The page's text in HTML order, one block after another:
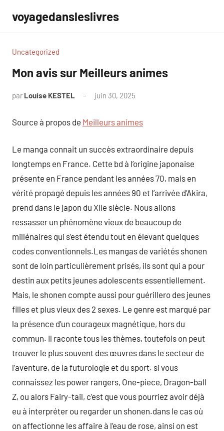
contenu
voyagedansleslivres
Uncategorized
Mon avis sur Meilleurs animes
par Louise KESTEL juin 30, 2025
Source à propos de Meilleurs animes
Le manga connait un succès extraordinaire depuis
longtemps en France. Cette bd à l’origine japonaise
présente en France pendant les années 70, mais en
vérité propagé depuis les années 90 et l’arrivée d’Akira,
prend dans le japon du XIIe siècle. Nous allons
ressasser un phénomène vieux de beaucoup de
millénaires qui s’est étendu tout en élevant quelques
codes conventionnels.Les mangas de variétés shonen
sont de loin particulièrement prisés, ils sont qui a pour
destin aux petits jeunes adolescents essentiellement.
Mais, le shonen compte aussi pour guérillero des jeunes
filles et plus vieux des 2 sexes. Le genre est marqué par
la présence d’un courageux magnétique, hors du
commun. Il raconte tous les thèmes, toutefois on peut
trouver le plus souvent des œuvres dans le secteur de
l’aventure, de la futurologie et du sport. si vous
connaissez les power rangers, One-piece, Dragon-ball
Z, ou alors Fairy-tail, c’est que vous pourriez avoir déjà
eu à interpréter ou regarder un shonen.dans le cas où
on affectionne les affaire à l’eau de rose, ainsi on est